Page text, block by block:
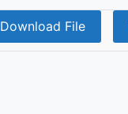
Download File